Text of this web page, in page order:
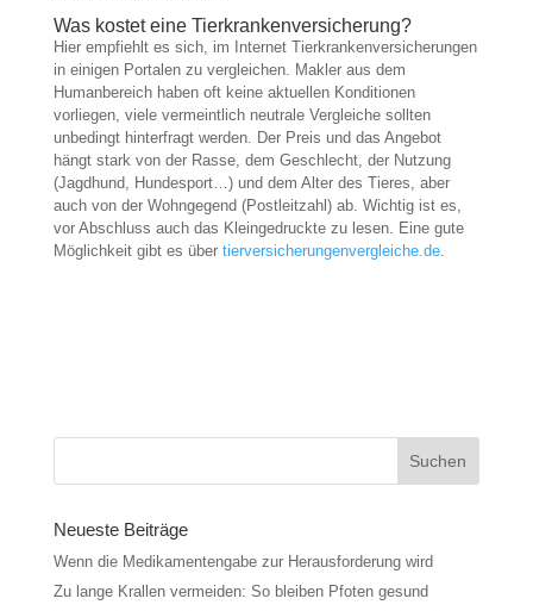
Was kostet eine Tierkrankenversicherung?
Hier empfiehlt es sich, im Internet Tierkrankenversicherungen
in einigen Portalen zu vergleichen. Makler aus dem
Humanbereich haben oft keine aktuellen Konditionen
vorliegen, viele vermeintlich neutrale Vergleiche sollten
unbedingt hinterfragt werden. Der Preis und das Angebot
hängt stark von der Rasse, dem Geschlecht, der Nutzung
(Jagdhund, Hundesport…) und dem Alter des Tieres, aber
auch von der Wohngegend (Postleitzahl) ab. Wichtig ist es,
vor Abschluss auch das Kleingedruckte zu lesen. Eine gute
Möglichkeit gibt es übertierversicherungenvergleiche.de.
Neueste Beiträge
Wenn die Medikamentengabe zur Herausforderung wird
Zu lange Krallen vermeiden: So bleiben Pfoten gesund